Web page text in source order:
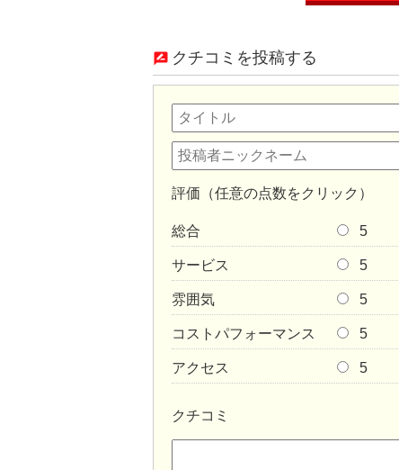
クチコミを投稿する
評価（任意の点数をクリック）
総合 5
サービス 5
雰囲気 5
コストパフォーマンス 5
アクセス 5
クチコミ